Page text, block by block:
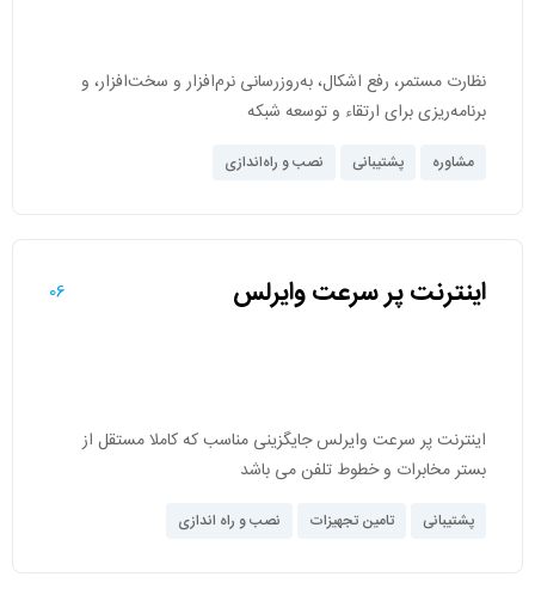
نظارت مستمر، رفع اشکال، به‌روزرسانی نرم‌افزار و سخت‌افزار، و
برنامه‌ریزی برای ارتقاء و توسعه شبکه
مشاوره پشتیبانی نصب و راه‌اندازی
اینترنت پر سرعت وایرلس 06
اینترنت پر سرعت وایرلس جایگزینی مناسب که کاملا مستقل از
بستر مخابرات و خطوط تلفن می باشد
پشتیبانی تامین تجهیزات نصب و راه اندازی